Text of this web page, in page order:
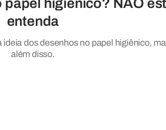
higiênico? NÃO
entenda
dos desenhos no papel higiênico,
além disso.